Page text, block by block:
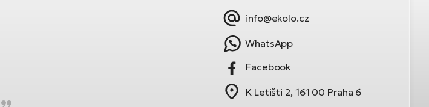
info@ekolo.cz
WhatsApp
Facebook
K Letišti 2, 161 00 Praha 6